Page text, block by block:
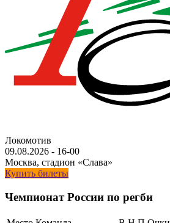
Локомотив
09.08.2026 - 16-00
Москва, стадион «Слава»
Купить билеты
Чемпионат России по регби